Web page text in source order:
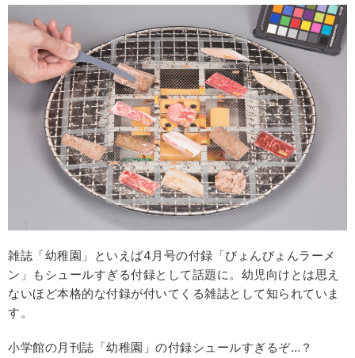
雑誌「幼稚園」といえば4月号の付録「びょんびょんラーメ
ン」もシュールすぎる付録として話題に。幼児向けとは思え
ないほど本格的な付録が付いてくる雑誌として知られていま
す。
小学館の月刊誌「幼稚園」の付録シュールすぎるぞ…？